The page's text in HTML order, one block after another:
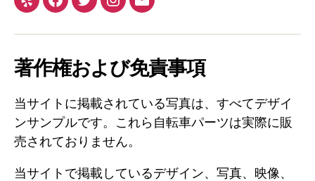
Yelp Facebook
TwitterInstagram
メ
著作権および免責事項
当サイトに掲載されている写真は、すべてデザイ
ンサンプルです。これら自転車パーツは実際に販
売されておりません。
当サイトで掲載しているデザイン、写真、映像、